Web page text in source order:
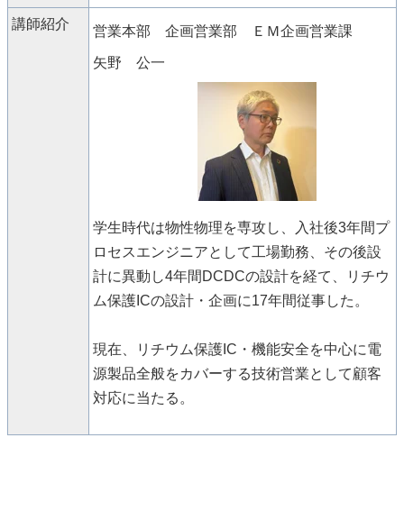
講師紹介 営業本部 企画営業部 ＥＭ企画営業課
矢野 公一
学生時代は物性物理を専攻し、入社後3年間プ
ロセスエンジニアとして工場勤務、その後設
計に異動し4年間DCDCの設計を経て、リチウ
ム保護ICの設計・企画に17年間従事した。
現在、リチウム保護IC・機能安全を中心に電
源製品全般をカバーする技術営業として顧客
対応に当たる。